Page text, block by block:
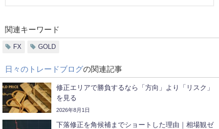
関連キーワード
FX GOLD
日々のトレードブログの関連記事
修正エリアで勝負するなら「方向」より「リスク」
を見る
2026年8月1日
下落修正を角候補までショートした理由｜相場観ゼ